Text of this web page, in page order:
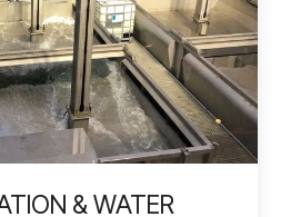
& WATER